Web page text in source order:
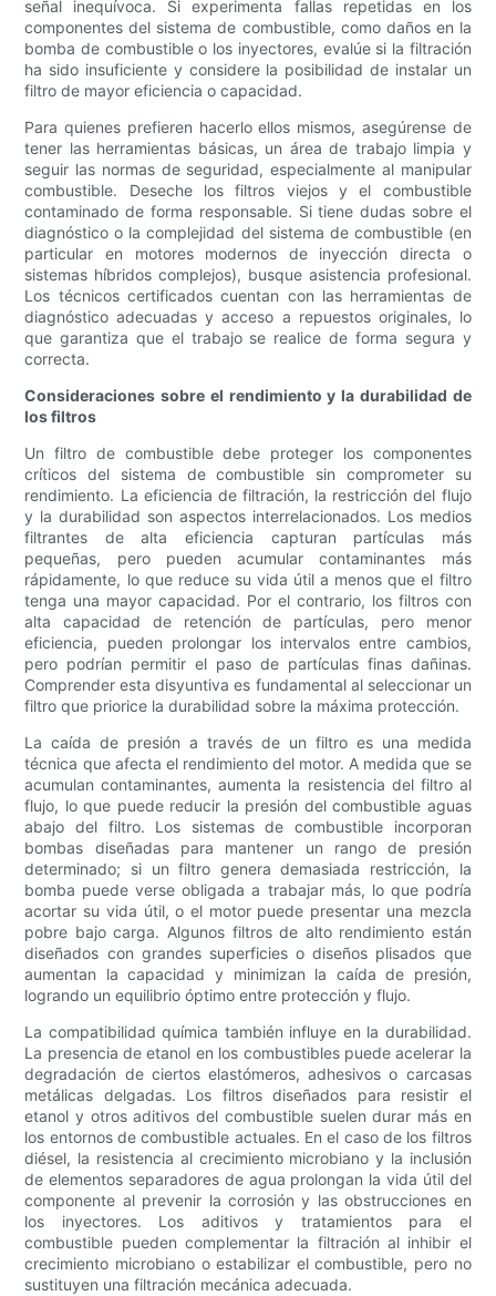
señal inequívoca. Si experimenta fallas repetidas en los
componentes del sistema de combustible, como daños en la
bomba de combustible o los inyectores, evalúe si la filtración
ha sido insuficiente y considere la posibilidad de instalar un
filtro de mayor eficiencia o capacidad.
Para quienes prefieren hacerlo ellos mismos, asegúrense de
tener las herramientas básicas, un área de trabajo limpia y
seguir las normas de seguridad, especialmente al manipular
combustible. Deseche los filtros viejos y el combustible
contaminado de forma responsable. Si tiene dudas sobre el
diagnóstico o la complejidad del sistema de combustible (en
particular en motores modernos de inyección directa o
sistemas híbridos complejos), busque asistencia profesional.
Los técnicos certificados cuentan con las herramientas de
diagnóstico adecuadas y acceso a repuestos originales, lo
que garantiza que el trabajo se realice de forma segura y
correcta.
Consideraciones sobre el rendimiento y la durabilidad de
los filtros
Un filtro de combustible debe proteger los componentes
críticos del sistema de combustible sin comprometer su
rendimiento. La eficiencia de filtración, la restricción del flujo
y la durabilidad son aspectos interrelacionados. Los medios
filtrantes de alta eficiencia capturan partículas más
pequeñas, pero pueden acumular contaminantes más
rápidamente, lo que reduce su vida útil a menos que el filtro
tenga una mayor capacidad. Por el contrario, los filtros con
alta capacidad de retención de partículas, pero menor
eficiencia, pueden prolongar los intervalos entre cambios,
pero podrían permitir el paso de partículas finas dañinas.
Comprender esta disyuntiva es fundamental al seleccionar un
filtro que priorice la durabilidad sobre la máxima protección.
La caída de presión a través de un filtro es una medida
técnica que afecta el rendimiento del motor. A medida que se
acumulan contaminantes, aumenta la resistencia del filtro al
flujo, lo que puede reducir la presión del combustible aguas
abajo del filtro. Los sistemas de combustible incorporan
bombas diseñadas para mantener un rango de presión
determinado; si un filtro genera demasiada restricción, la
bomba puede verse obligada a trabajar más, lo que podría
acortar su vida útil, o el motor puede presentar una mezcla
pobre bajo carga. Algunos filtros de alto rendimiento están
diseñados con grandes superficies o diseños plisados ​​que
aumentan la capacidad y minimizan la caída de presión,
logrando un equilibrio óptimo entre protección y flujo.
La compatibilidad química también influye en la durabilidad.
La presencia de etanol en los combustibles puede acelerar la
degradación de ciertos elastómeros, adhesivos o carcasas
metálicas delgadas. Los filtros diseñados para resistir el
etanol y otros aditivos del combustible suelen durar más en
los entornos de combustible actuales. En el caso de los filtros
diésel, la resistencia al crecimiento microbiano y la inclusión
de elementos separadores de agua prolongan la vida útil del
componente al prevenir la corrosión y las obstrucciones en
los inyectores. Los aditivos y tratamientos para el
combustible pueden complementar la filtración al inhibir el
crecimiento microbiano o estabilizar el combustible, pero no
sustituyen una filtración mecánica adecuada.